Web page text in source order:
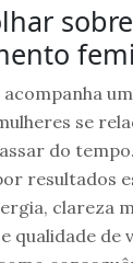
se
do
resultados
clareza
qualidade de